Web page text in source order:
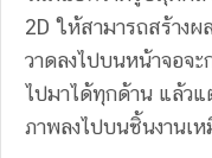
2D ให้สามารถสร้าง
วาดลงไปบนหน้าจอจ
ไปมาได้ทุกด้าน แล้ว
ภาพลงไปบนชิ้นงานเ